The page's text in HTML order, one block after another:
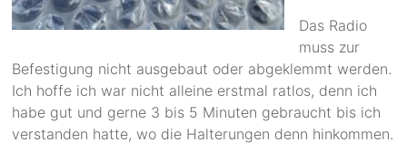
Das Radio
muss zur
Befestigung nicht ausgebaut oder abgeklemmt werden.
Ich hoffe ich war nicht alleine erstmal ratlos, denn ich
habe gut und gerne 3 bis 5 Minuten gebraucht bis ich
verstanden hatte, wo die Halterungen denn hinkommen.